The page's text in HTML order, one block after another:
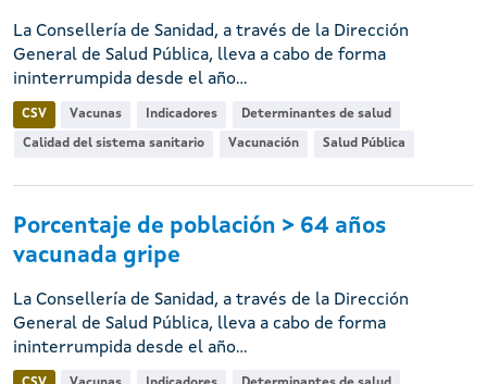
La Consellería de Sanidad, a través de la Dirección
General de Salud Pública, lleva a cabo de forma
ininterrumpida desde el año...
CSV Vacunas Indicadores Determinantes de salud
Calidad del sistema sanitario Vacunación Salud Pública
Porcentaje de población > 64 años
vacunada gripe
La Consellería de Sanidad, a través de la Dirección
General de Salud Pública, lleva a cabo de forma
ininterrumpida desde el año...